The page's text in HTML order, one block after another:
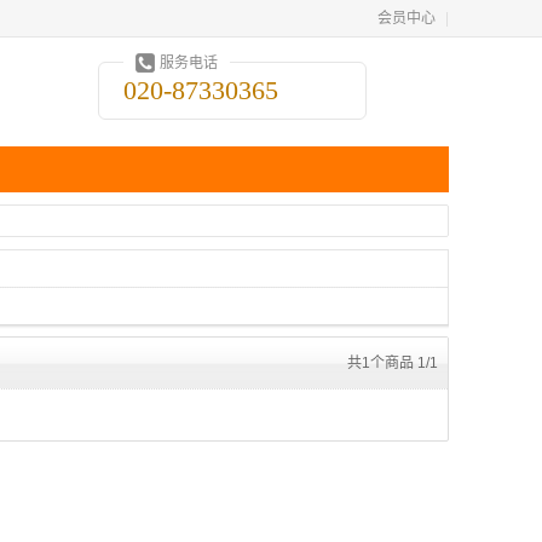
会员中心
服务电话
020-87330365
共1个商品 1/1